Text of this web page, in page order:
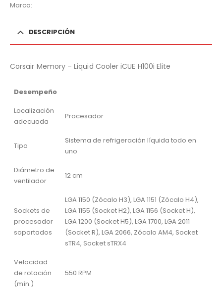
Marca:
DESCRIPCIÓN
Corsair Memory – Liquid Cooler iCUE H100i Elite
Desempeño
Localización
adecuada
Procesador
Tipo
Sistema de refrigeración líquida todo en
uno
Diámetro de
ventilador
12 cm
Sockets de
procesador
soportados
LGA 1150 (Zócalo H3), LGA 1151 (Zócalo H4),
LGA 1155 (Socket H2), LGA 1156 (Socket H),
LGA 1200 (Socket H5), LGA 1700, LGA 2011
(Socket R), LGA 2066, Zócalo AM4, Socket
sTR4, Socket sTRX4
Velocidad
de rotación
(mín.)
550 RPM